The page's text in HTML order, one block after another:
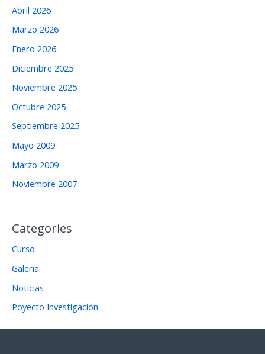
Abril 2026
Marzo 2026
Enero 2026
Diciembre 2025
Noviembre 2025
Octubre 2025
Septiembre 2025
Mayo 2009
Marzo 2009
Noviembre 2007
Categories
Curso
Galeria
Noticias
Poyecto Investigación